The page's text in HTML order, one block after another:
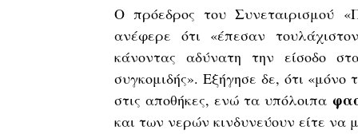
Ο πρόεδρος του Συνεταιρισμού
ανέφερε ότι «έπεσαν
κάνοντας αδύνατη την είσοδο
συγκομιδής». Εξήγησε δε, ότι «μόνο
στις αποθήκες, ενώ τα υπόλοιπα
και των νερών κινδυνεύουν είτε να